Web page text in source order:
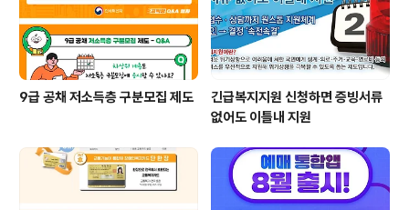
9급 공채 저소득층 구분모집 제도
긴급복지지원 신청하면 증빙서류
없어도 이틀내 지원